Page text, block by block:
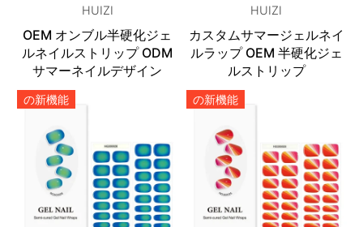
HUIZI
OEM オンブル半硬化ジェ
ルネイルストリップ ODM
サマーネイルデザイン
HUIZI
カスタムサマージェルネイ
ルラップ OEM 半硬化ジェ
ルストリップ
の新機能 の新機能